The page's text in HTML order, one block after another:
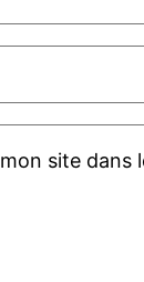
site